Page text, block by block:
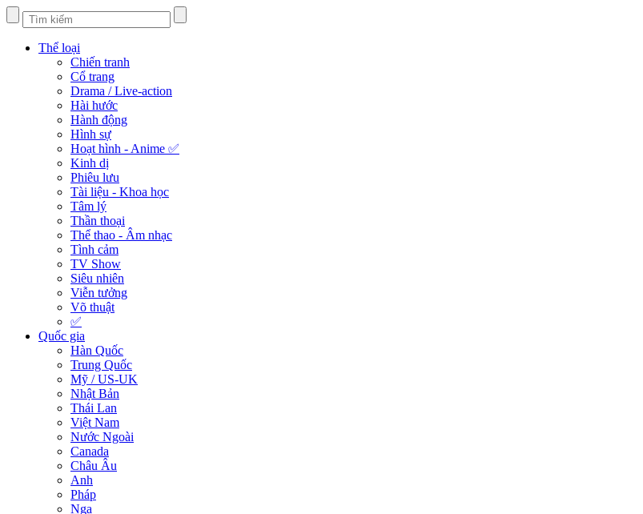
Thể loại
Chiến tranh
Cổ trang
Drama / Live-action
Hài hước
Hành động
Hình sự
Hoạt hình - Anime ✅
Kinh dị
Phiêu lưu
Tài liệu - Khoa học
Tâm lý
Thần thoại
Thể thao - Âm nhạc
Tình cảm
TV Show
Siêu nhiên
Viễn tưởng
Võ thuật
✅
Quốc gia
Hàn Quốc
Trung Quốc
Mỹ / US-UK
Nhật Bản
Thái Lan
Việt Nam
Nước Ngoài
Canada
Châu Âu
Anh
Pháp
Nga